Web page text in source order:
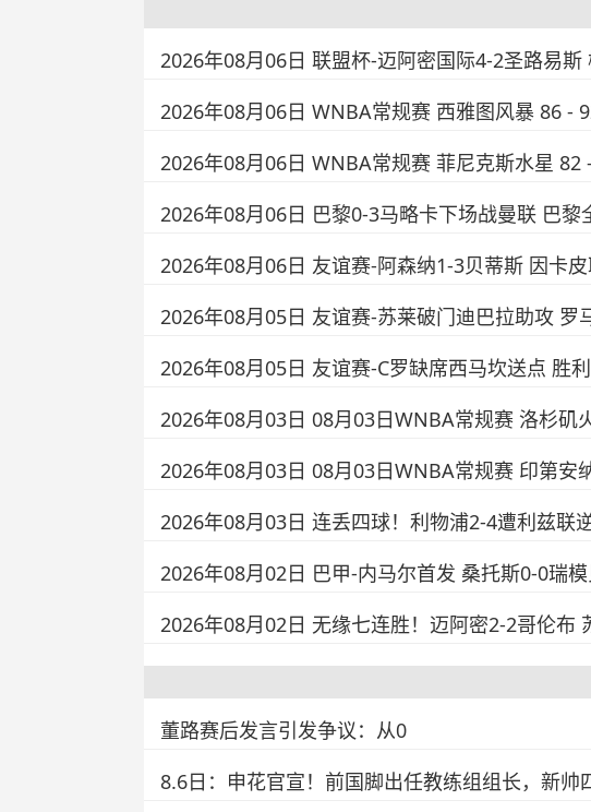
2026年08月06日 联盟杯-迈阿密国际4-2圣路易
2026年08月06日 WNBA常规赛 西雅图风暴 86 -
2026年08月06日 WNBA常规赛 菲尼克斯水星 82
2026年08月06日 巴黎0-3马略卡下场战曼联 巴黎
2026年08月06日 友谊赛-阿森纳1-3贝蒂斯 因卡
2026年08月05日 友谊赛-苏莱破门迪巴拉助攻 罗
2026年08月05日 友谊赛-C罗缺席西马坎送点 胜
2026年08月03日 08月03日WNBA常规赛 洛杉矶
2026年08月03日 08月03日WNBA常规赛 印第安
2026年08月03日 连丢四球！利物浦2-4遭利兹联
2026年08月02日 巴甲-内马尔首发 桑托斯0-0瑞
2026年08月02日 无缘七连胜！迈阿密2-2哥伦布
董路赛后发言引发争议：从0
8.6日：申花官宣！前国脚出任教练组组长，新帅